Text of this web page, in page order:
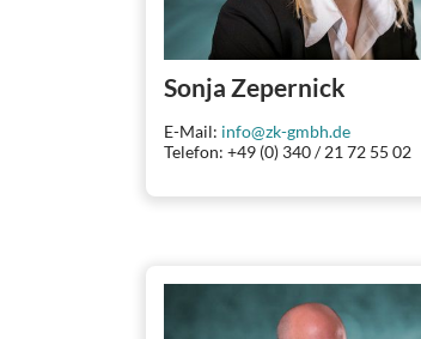
Sonja Zepernick
E-Mail: info@zk-gmbh.de
Telefon: +49 (0) 340 / 21 72 55 02